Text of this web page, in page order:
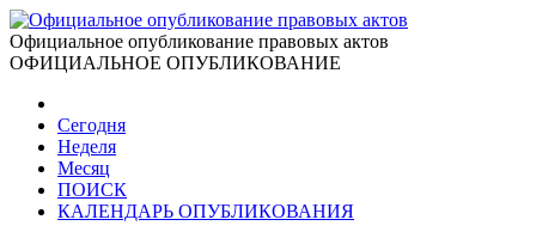
Официальное опубликование правовых актов
ОФИЦИАЛЬНОЕ ОПУБЛИКОВАНИЕ
Сегодня
Неделя
Месяц
ПОИСК
КАЛЕНДАРЬ ОПУБЛИКОВАНИЯ